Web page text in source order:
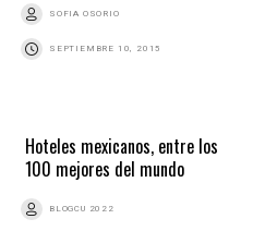
SOFIA OSORIO
SEPTIEMBRE 10, 2015
Hoteles mexicanos, entre los
100 mejores del mundo
BLOGCU 2022